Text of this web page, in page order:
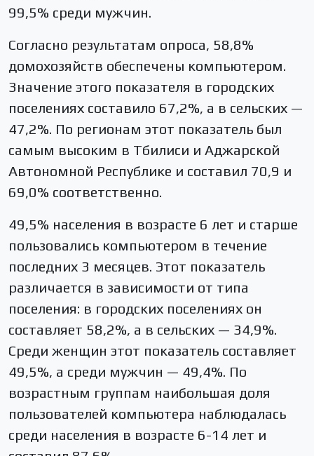
99,5% среди мужчин.
Согласно результатам опроса, 58,8%
домохозяйств обеспечены компьютером.
Значение этого показателя в городских
поселениях составило 67,2%, а в сельских —
47,2%. По регионам этот показатель был
самым высоким в Тбилиси и Аджарской
Автономной Республике и составил 70,9 и
69,0% соответственно.
49,5% населения в возрасте 6 лет и старше
пользовались компьютером в течение
последних 3 месяцев. Этот показатель
различается в зависимости от типа
поселения: в городских поселениях он
составляет 58,2%, а в сельских — 34,9%.
Среди женщин этот показатель составляет
49,5%, а среди мужчин — 49,4%. По
возрастным группам наибольшая доля
пользователей компьютера наблюдалась
среди населения в возрасте 6-14 лет и